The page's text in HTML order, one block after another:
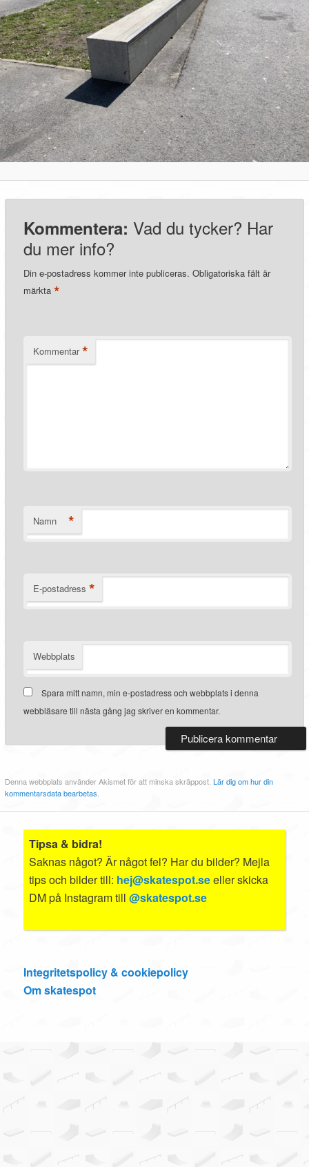
Kommentera: Vad du tycker? Har
du mer info?
Din e-postadress kommer inte publiceras. Obligatoriska fält är
märkta*
Kommentar *
Namn *
E-postadress *
Webbplats
Spara mitt namn, min e-postadress och webbplats i denna
webbläsare till nästa gång jag skriver en kommentar.
Denna webbplats använder Akismet för att minska skräppost.Lär dig om hur din
kommentarsdata bearbetas
Tipsa & bidra!
Saknas något? Är något fel? Har du bilder? Mejla
tips och bilder till: hej@skatespot.seeller skicka
DM på Instagram till@skatespot.se
Integritetspolicy & cookiepolicy
Om skatespot